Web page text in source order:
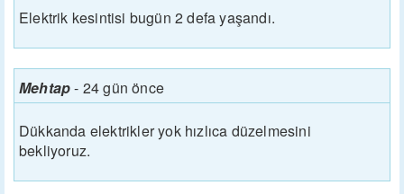
Elektrik kesintisi bugün 2 defa yaşandı.
Mehtap- 24 gün önce
Dükkanda elektrikler yok hızlıca düzelmesini
bekliyoruz.